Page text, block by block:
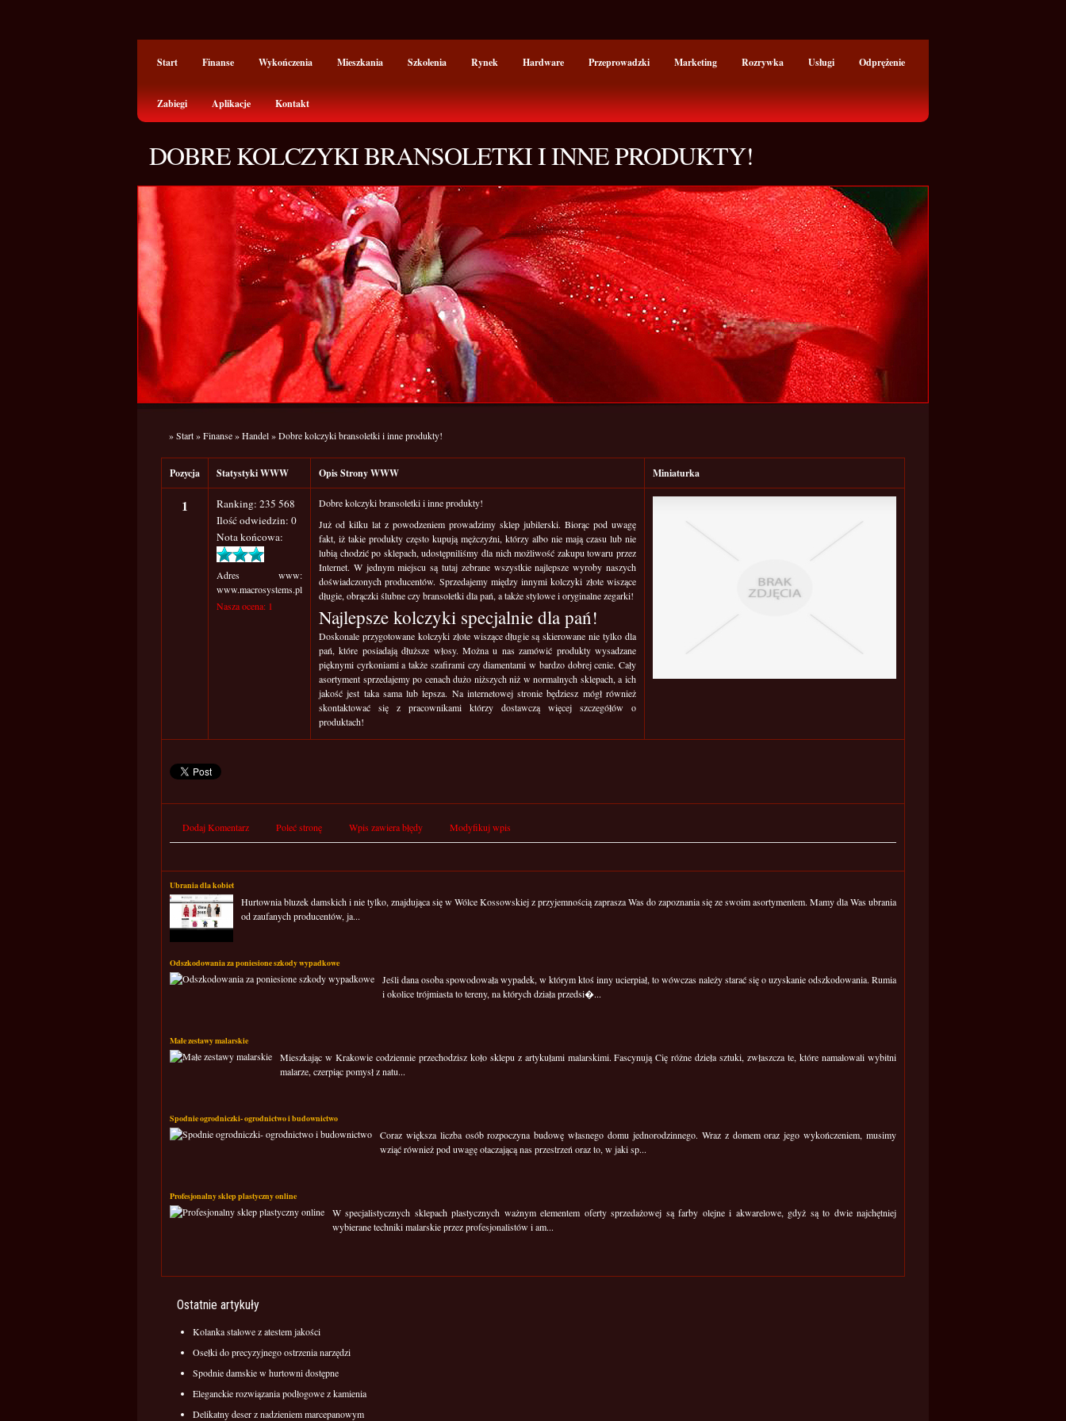
Start Finanse Wykończenia Mieszkania Szkolenia Rynek Hardware Przeprowadzki Marketing Rozrywka Usługi Odprężenie
Zabiegi Aplikacje Kontakt
DOBRE KOLCZYKI BRANSOLETKI I INNE PRODUKTY!
»Start»Finanse»Handel»Dobre kolczyki bransoletki i inne produkty!
Pozycja Statystyki WWW Opis Strony WWW Miniaturka
1
Ranking: 235 568
Ilość odwiedzin: 0
Nota końcowa:
Adres www:
www.macrosystems.pl
Nasza ocena: 1
Dobre kolczyki bransoletki i inne produkty!
Już od kilku lat z powodzeniem prowadzimy sklep jubilerski. Biorąc pod uwagę
fakt, iż takie produkty często kupują mężczyźni, którzy albo nie mają czasu lub nie
lubią chodzić po sklepach, udostępniliśmy dla nich możliwość zakupu towaru przez
Internet. W jednym miejscu są tutaj zebrane wszystkie najlepsze wyroby naszych
doświadczonych producentów. Sprzedajemy między innymi kolczyki złote wiszące
długie, obrączki ślubne czy bransoletki dla pań, a także stylowe i oryginalne zegarki!
Najlepsze kolczyki specjalnie dla pań!
Doskonale przygotowane kolczyki złote wiszące długie są skierowane nie tylko dla
pań, które posiadają dłuższe włosy. Można u nas zamówić produkty wysadzane
pięknymi cyrkoniami a także szafirami czy diamentami w bardzo dobrej cenie. Cały
asortyment sprzedajemy po cenach dużo niższych niż w normalnych sklepach, a ich
jakość jest taka sama lub lepsza. Na internetowej stronie będziesz mógł również
skontaktować się z pracownikami którzy dostawczą więcej szczegółów o
produktach!
Dodaj Komentarz Poleć stronę Wpis zawiera błędy Modyfikuj wpis
Ubrania dla kobiet
Hurtownia bluzek damskich i nie tylko, znajdująca się w Wólce Kossowskiej z przyjemnością zaprasza Was do zapoznania się ze swoim asortymentem. Mamy dla Was ubrania
od zaufanych producentów, ja...
Odszkodowania za poniesione szkody wypadkowe
Jeśli dana osoba spowodowała wypadek, w którym ktoś inny ucierpiał, to wówczas należy starać się o uzyskanie odszkodowania. Rumia
i okolice trójmiasta to tereny, na których działa przedsi�...
Małe zestawy malarskie
Mieszkając w Krakowie codziennie przechodzisz koło sklepu z artykułami malarskimi. Fascynują Cię różne dzieła sztuki, zwłaszcza te, które namalowali wybitni
malarze, czerpiąc pomysł z natu...
Spodnie ogrodniczki- ogrodnictwo i budownictwo
Coraz większa liczba osób rozpoczyna budowę własnego domu jednorodzinnego. Wraz z domem oraz jego wykończeniem, musimy
wziąć również pod uwagę otaczającą nas przestrzeń oraz to, w jaki sp...
Profesjonalny sklep plastyczny online
W specjalistycznych sklepach plastycznych ważnym elementem oferty sprzedażowej są farby olejne i akwarelowe, gdyż są to dwie najchętniej
wybierane techniki malarskie przez profesjonalistów i am...
Ostatnie artykuły
Kolanka stalowe z atestem jakości
Osełki do precyzyjnego ostrzenia narzędzi
Spodnie damskie w hurtowni dostępne
Eleganckie rozwiązania podłogowe z kamienia
Delikatny deser z nadzieniem marcepanowym